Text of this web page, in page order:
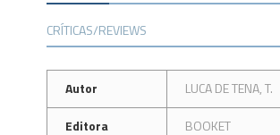
CRÍTICAS/REVIEWS
Autor
LUCA DE TENA, T.
Editora
BOOKET